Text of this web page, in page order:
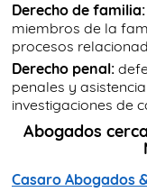
Derecho de familia:
miembros de la
procesos
Derecho penal:
penales y
investigaciones de
Abogados
Casaro Abogados